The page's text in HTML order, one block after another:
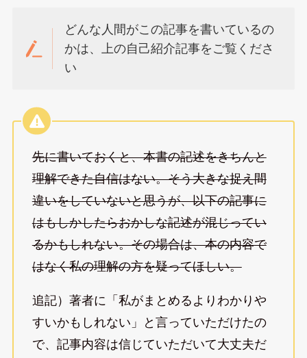
どんな人間がこの記事を書いているの
かは、上の自己紹介記事をご覧くださ
い
先に書いておくと、本書の記述をきちんと
理解できた自信はない。そう大きな捉え間
違いをしていないと思うが、以下の記事に
はもしかしたらおかしな記述が混じってい
るかもしれない。その場合は、本の内容で
はなく私の理解の方を疑ってほしい。
追記）著者に「私がまとめるよりわかりや
すいかもしれない」と言っていただけたの
で、記事内容は信じていただいて大丈夫だ